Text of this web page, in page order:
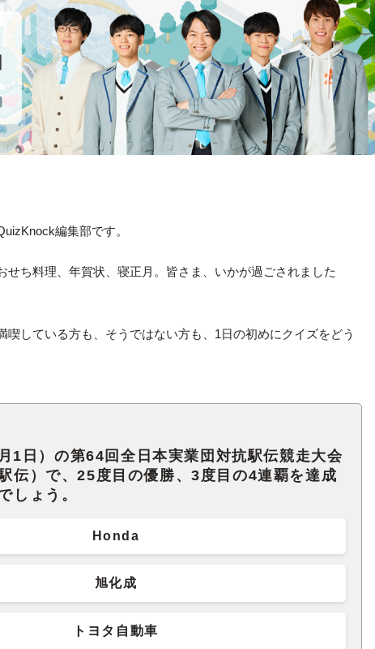
編集部です。
せち料理、年賀状、寝正月。皆さま、いかが過ごされました
喫している方も、そうではない方も、1日の初めにクイズをどう
1日）の第64回全日本実業団対抗駅伝競走大会
伝）で、25度目の優勝、3度目の4連覇を達成
しょう。
Honda
旭化成
トヨタ自動車